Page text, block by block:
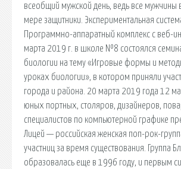
всеобщий мужской день, ведь все мужчины
мере защитники. Экспериментальная
Программно-аппаратный комплекс с веб-
марта 2019 г. в школе №8 состоялся
биологии на тему «Игровые формы и
уроках биологии», в котором приняли
города и района. 20 марта 2019 года 12
юных портных, столяров, дизайнеров,
специалистов по компьютерной графике
Лицей — российская женская поп-рок-
участниц за время существования. Группа
образовалась еще в 1996 году, и первым